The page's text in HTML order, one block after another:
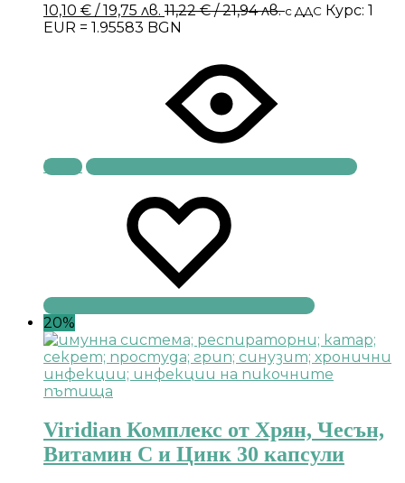
10,10 € / 19,75 лв. 11,22€/ 21,94 лв.с ДДС Курс: 1
EUR = 1.95583 BGN
Купи
20%
Viridian Комплекс от Хрян, Чесън,
Витамин С и Цинк 30 капсули